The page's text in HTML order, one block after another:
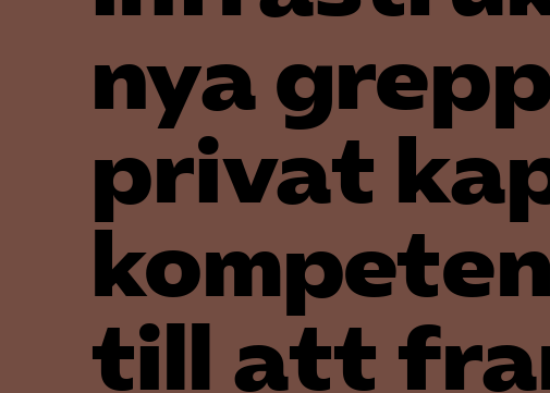
nya
privat
till att